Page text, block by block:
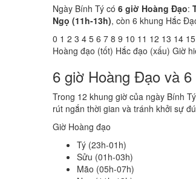
Ngày Bính Tý có 6 giờ Hoàng Đạo:
Ngọ (11h-13h), còn 6 khung Hắc
0 1 2 3 4 5 6 7 8 9 10 11 12 13 14 15
Hoàng đạo (tốt) Hắc đạo (xấu) Giờ
6 giờ Hoàng Đạo và
Trong 12 khung giờ của ngày Bính
rút ngắn thời gian và tránh khởi sự
Giờ Hoàng đạo
Tý (23h-01h)
Sửu (01h-03h)
Mão (05h-07h)